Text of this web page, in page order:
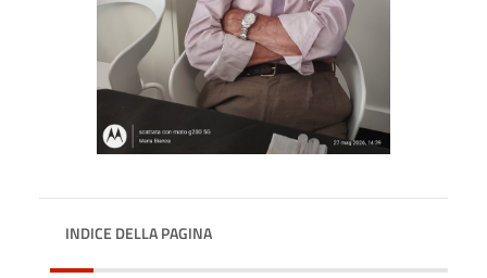
INDICE DELLA PAGINA